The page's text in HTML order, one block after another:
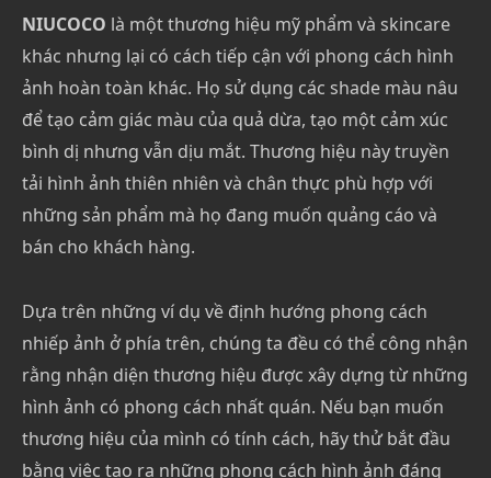
NIUCOCO là một thương hiệu mỹ phẩm và skincare
khác nhưng lại có cách tiếp cận với phong cách hình
ảnh hoàn toàn khác. Họ sử dụng các shade màu nâu
để tạo cảm giác màu của quả dừa, tạo một cảm xúc
bình dị nhưng vẫn dịu mắt. Thương hiệu này truyền
tải hình ảnh thiên nhiên và chân thực phù hợp với
những sản phẩm mà họ đang muốn quảng cáo và
bán cho khách hàng.
Dựa trên những ví dụ về định hướng phong cách
nhiếp ảnh ở phía trên, chúng ta đều có thể công nhận
rằng nhận diện thương hiệu được xây dựng từ những
hình ảnh có phong cách nhất quán. Nếu bạn muốn
thương hiệu của mình có tính cách, hãy thử bắt đầu
bằng việc tạo ra những phong cách hình ảnh đáng